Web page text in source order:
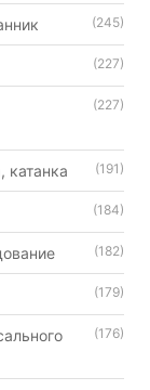
(245)
(227)
(227)
катанка (191)
(184)
(182)
(179)
(176)